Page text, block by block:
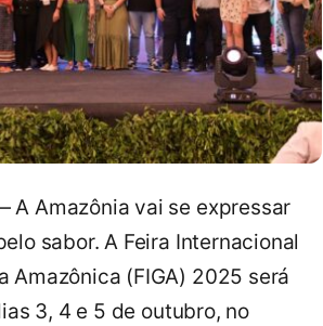
A Amazônia vai se expressar
sabor. A Feira Internacional
Amazônica (FIGA) 2025 será
3, 4 e 5 de outubro, no